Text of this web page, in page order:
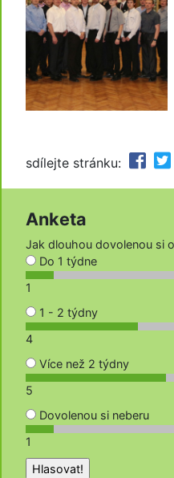
sdílejte stránku:
Anketa
Jak dlouhou dovolenou si
Do 1 týdne
1
1 - 2 týdny
4
Více než 2 týdny
5
Dovolenou si neberu
1